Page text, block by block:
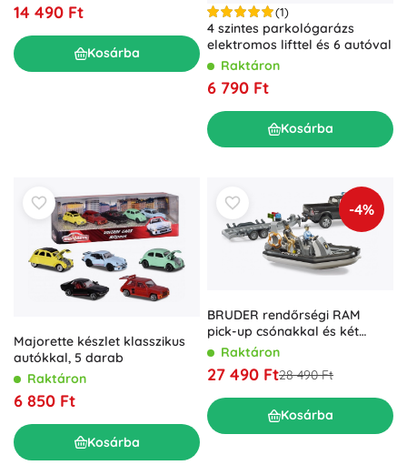
14 490 Ft
Kosárba
(1)
4 szintes parkológarázs
elektromos lifttel és 6 autóval
Raktáron
6 790 Ft
Kosárba
Majorette készlet klasszikus
autókkal, 5 darab
Raktáron
6 850 Ft
Kosárba
-4%
BRUDER rendőrségi RAM
pick-up csónakkal és két
figurával
Raktáron
27 490 Ft28 490 Ft
Kosárba